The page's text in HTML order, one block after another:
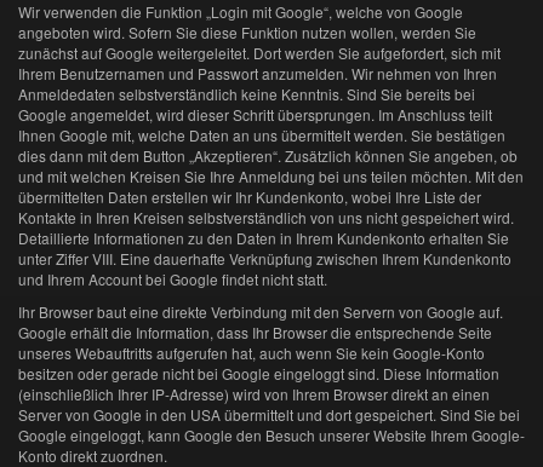
Wir verwenden die Funktion „Login mit Google“, welche von Google
angeboten wird. Sofern Sie diese Funktion nutzen wollen, werden Sie
zunächst auf Google weitergeleitet. Dort werden Sie aufgefordert, sich mit
Ihrem Benutzernamen und Passwort anzumelden. Wir nehmen von Ihren
Anmeldedaten selbstverständlich keine Kenntnis. Sind Sie bereits bei
Google angemeldet, wird dieser Schritt übersprungen. Im Anschluss teilt
Ihnen Google mit, welche Daten an uns übermittelt werden. Sie bestätigen
dies dann mit dem Button „Akzeptieren“. Zusätzlich können Sie angeben, ob
und mit welchen Kreisen Sie Ihre Anmeldung bei uns teilen möchten. Mit den
übermittelten Daten erstellen wir Ihr Kundenkonto, wobei Ihre Liste der
Kontakte in Ihren Kreisen selbstverständlich von uns nicht gespeichert wird.
Detaillierte Informationen zu den Daten in Ihrem Kundenkonto erhalten Sie
unter Ziffer VIII. Eine dauerhafte Verknüpfung zwischen Ihrem Kundenkonto
und Ihrem Account bei Google findet nicht statt.
Ihr Browser baut eine direkte Verbindung mit den Servern von Google auf.
Google erhält die Information, dass Ihr Browser die entsprechende Seite
unseres Webauftritts aufgerufen hat, auch wenn Sie kein Google-Konto
besitzen oder gerade nicht bei Google eingeloggt sind. Diese Information
(einschließlich Ihrer IP-Adresse) wird von Ihrem Browser direkt an einen
Server von Google in den USA übermittelt und dort gespeichert. Sind Sie bei
Google eingeloggt, kann Google den Besuch unserer Website Ihrem Google-
Konto direkt zuordnen.